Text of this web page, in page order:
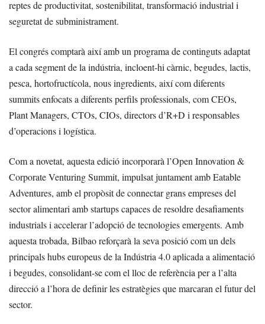
reptes de productivitat, sostenibilitat, transformació industrial i
seguretat de subministrament.
El congrés comptarà així amb un programa de continguts adaptat
a cada segment de la indústria, incloent-hi càrnic, begudes, lactis,
pesca, hortofructícola, nous ingredients, així com diferents
summits enfocats a diferents perfils professionals, com CEOs,
Plant Managers, CTOs, CIOs, directors d’R+D i responsables
d’operacions i logística.
Com a novetat, aquesta edició incorporarà l’Open Innovation &
Corporate Venturing Summit, impulsat juntament amb Eatable
Adventures, amb el propòsit de connectar grans empreses del
sector alimentari amb startups capaces de resoldre desafiaments
industrials i accelerar l’adopció de tecnologies emergents. Amb
aquesta trobada, Bilbao reforçarà la seva posició com un dels
principals hubs europeus de la Indústria 4.0 aplicada a alimentació
i begudes, consolidant-se com el lloc de referència per a l’alta
direcció a l’hora de definir les estratègies que marcaran el futur del
sector.